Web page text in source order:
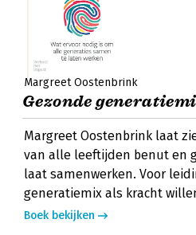
Margreet Oostenbrink
Gezonde
Margreet Oostenbrink laat
van alle leeftijden benut en
laat samenwerken. Voor
generatiemix als kracht
Boek bekijken